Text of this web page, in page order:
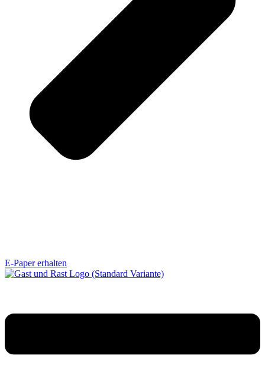
E-Paper erhalten